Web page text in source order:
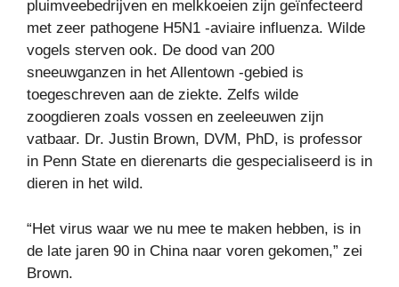
pluimveebedrijven en melkkoeien zijn geïnfecteerd
met zeer pathogene H5N1 -aviaire influenza. Wilde
vogels sterven ook. De dood van 200
sneeuwganzen in het Allentown -gebied is
toegeschreven aan de ziekte. Zelfs wilde
zoogdieren zoals vossen en zeeleeuwen zijn
vatbaar. Dr. Justin Brown, DVM, PhD, is professor
in Penn State en dierenarts die gespecialiseerd is in
dieren in het wild.
“Het virus waar we nu mee te maken hebben, is in
de late jaren 90 in China naar voren gekomen,” zei
Brown.